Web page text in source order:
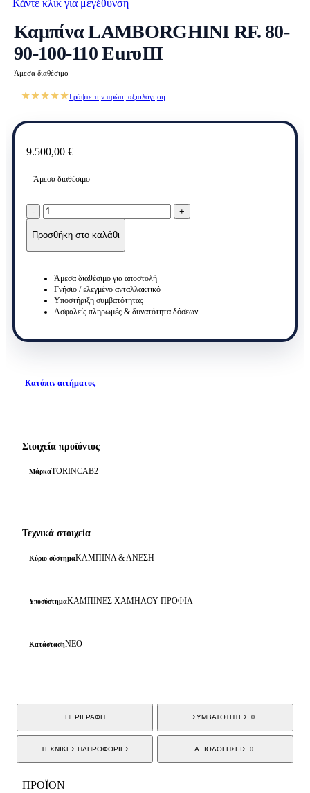
Κάντε κλικ για μεγέθυνση
Καμπίνα LAMBORGHINI RF. 80-
90-100-110 EuroIII
Άμεσα διαθέσιμο
★★★★★Γράψτε την πρώτη αξιολόγηση
Κατόπιν αιτήματος
Στοιχεία προϊόντος
ΜάρκαTORINCAB2
Τεχνικά στοιχεία
Κύριο σύστημαΚΑΜΠΙΝΑ & ΑΝΕΣΗ
ΥποσύστημαΚΑΜΠΙΝΕΣ ΧΑΜΗΛΟΥ ΠΡΟΦΙΛ
ΚατάστασηΝΕΟ
9.500,00 €
Άμεσα διαθέσιμο
Καμπίνα
LAMBORGHINI
RF.
110
EuroIII
ποσότητα
Προσθήκη στο καλάθι
Άμεσα διαθέσιμο για αποστολή
Γνήσιο / ελεγμένο ανταλλακτικό
Υποστήριξη συμβατότητας
Ασφαλείς πληρωμές & δυνατότητα δόσεων
ΠΕΡΙΓΡΑΦΗ ΣΥΜΒΑΤΟΤΗΤΕΣ 0
ΤΕΧΝΙΚΕΣ ΠΛΗΡΟΦΟΡΙΕΣ ΑΞΙΟΛΟΓΗΣΕΙΣ 0
ΠΡΟΪΟΝ